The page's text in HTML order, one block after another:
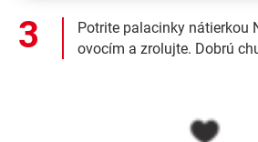
Potrite palacinky nátierkou
ovocím a zrolujte. Dobrú